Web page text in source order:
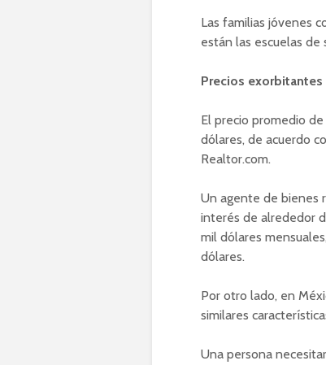
Las familias jóvenes
están las escuelas de
Precios
El precio promedio
dólares, de acuerdo
Realtor.com.
Un agente de bienes
interés de alrededor
mil dólares
dólares.
Por otro lado, en
similares
Una persona